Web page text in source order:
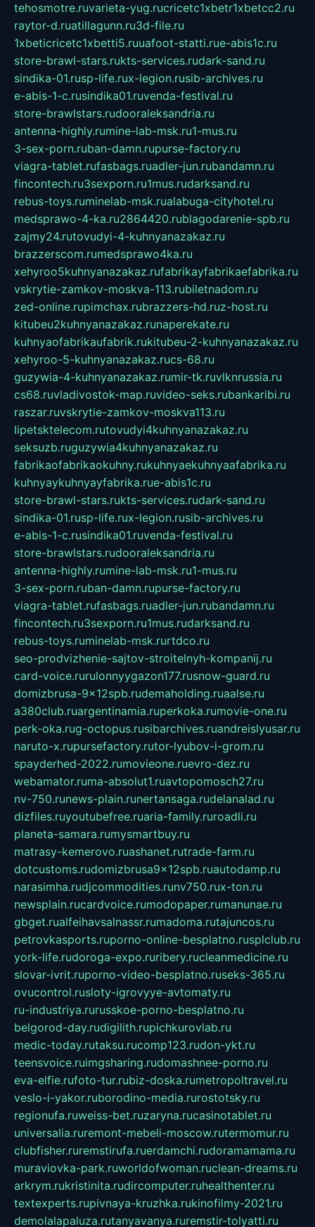
tehosmotre.ruvarieta-yug.rucricetc1xbetr1xbetcc2.ru
raytor-d.ruatillagunn.ru3d-file.ru
1xbeticricetc1xbetti5.ruuafoot-statti.rue-abis1c.ru
store-brawl-stars.rukts-services.rudark-sand.ru
sindika-01.rusp-life.rux-legion.rusib-archives.ru
e-abis-1-c.rusindika01.ruvenda-festival.ru
store-brawlstars.rudooraleksandria.ru
antenna-highly.rumine-lab-msk.ru1-mus.ru
3-sex-porn.ruban-damn.rupurse-factory.ru
viagra-tablet.rufasbags.ruadler-jun.rubandamn.ru
fincontech.ru3sexporn.ru1mus.rudarksand.ru
rebus-toys.ruminelab-msk.rualabuga-cityhotel.ru
medsprawo-4-ka.ru2864420.rublagodarenie-spb.ru
zajmy24.rutovudyi-4-kuhnyanazakaz.ru
brazzerscom.rumedsprawo4ka.ru
xehyroo5kuhnyanazakaz.rufabrikayfabrikaefabrika.ru
vskrytie-zamkov-moskva-113.rubiletnadom.ru
zed-online.rupimchax.rubrazzers-hd.ruz-host.ru
kitubeu2kuhnyanazakaz.runaperekate.ru
kuhnyaofabrikaufabrik.rukitubeu-2-kuhnyanazakaz.ru
xehyroo-5-kuhnyanazakaz.rucs-68.ru
guzywia-4-kuhnyanazakaz.rumir-tk.ruvlknrussia.ru
cs68.ruvladivostok-map.ruvideo-seks.rubankaribi.ru
raszar.ruvskrytie-zamkov-moskva113.ru
lipetsktelecom.rutovudyi4kuhnyanazakaz.ru
seksuzb.ruguzywia4kuhnyanazakaz.ru
fabrikaofabrikaokuhny.rukuhnyaekuhnyaafabrika.ru
kuhnyaykuhnyayfabrika.rue-abis1c.ru
store-brawl-stars.rukts-services.rudark-sand.ru
sindika-01.rusp-life.rux-legion.rusib-archives.ru
e-abis-1-c.rusindika01.ruvenda-festival.ru
store-brawlstars.rudooraleksandria.ru
antenna-highly.rumine-lab-msk.ru1-mus.ru
3-sex-porn.ruban-damn.rupurse-factory.ru
viagra-tablet.rufasbags.ruadler-jun.rubandamn.ru
fincontech.ru3sexporn.ru1mus.rudarksand.ru
rebus-toys.ruminelab-msk.rurtdco.ru
seo-prodvizhenie-sajtov-stroitelnyh-kompanij.ru
card-voice.rurulonnyygazon177.rusnow-guard.ru
domizbrusa-9x12spb.rudemaholding.ruaalse.ru
a380club.ruargentinamia.ruperkoka.rumovie-one.ru
perk-oka.rug-octopus.rusibarchives.ruandreislyusar.ru
naruto-x.rupursefactory.rutor-lyubov-i-grom.ru
spayderhed-2022.rumovieone.ruevro-dez.ru
webamator.ruma-absolut1.ruavtopomosch27.ru
nv-750.runews-plain.runertansaga.rudelanalad.ru
dizfiles.ruyoutubefree.ruaria-family.ruroadli.ru
planeta-samara.rumysmartbuy.ru
matrasy-kemerovo.ruashanet.rutrade-farm.ru
dotcustoms.rudomizbrusa9x12spb.ruautodamp.ru
narasimha.rudjcommodities.runv750.rux-ton.ru
newsplain.rucardvoice.rumodopaper.rumanunae.ru
gbget.rualfeihavsalnassr.rumadoma.rutajuncos.ru
petrovkasports.ruporno-online-besplatno.rusplclub.ru
york-life.rudoroga-expo.ruribery.rucleanmedicine.ru
slovar-ivrit.ruporno-video-besplatno.ruseks-365.ru
ovucontrol.rusloty-igrovyye-avtomaty.ru
ru-industriya.rurusskoe-porno-besplatno.ru
belgorod-day.rudigilith.rupichkurovlab.ru
medic-today.rutaksu.rucomp123.rudon-ykt.ru
teensvoice.ruimgsharing.rudomashnee-porno.ru
eva-elfie.rufoto-tur.rubiz-doska.rumetropoltravel.ru
veslo-i-yakor.ruborodino-media.rurostotsky.ru
regionufa.ruweiss-bet.ruzaryna.rucasinotablet.ru
universalia.ruremont-mebeli-moscow.rutermomur.ru
clubfisher.ruremstirufa.ruerdamchi.rudoramamama.ru
muraviovka-park.ruworldofwoman.ruclean-dreams.ru
arkrym.rukristinita.rudircomputer.ruhealthenter.ru
textexperts.rupivnaya-kruzhka.rukinofilmy-2021.ru
demolalapaluza.rutanyavanya.ruremstir-tolyatti.ru